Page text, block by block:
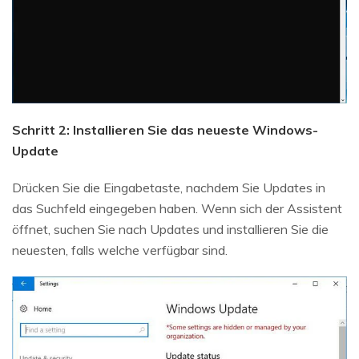
Schritt 2: Installieren Sie das neueste Windows-
Update
Drücken Sie die Eingabetaste, nachdem Sie Updates in
das Suchfeld eingegeben haben. Wenn sich der Assistent
öffnet, suchen Sie nach Updates und installieren Sie die
neuesten, falls welche verfügbar sind.